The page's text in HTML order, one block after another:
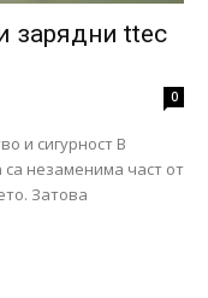
зарядни ttec
0
и сигурност В
незаменима част от
Затова